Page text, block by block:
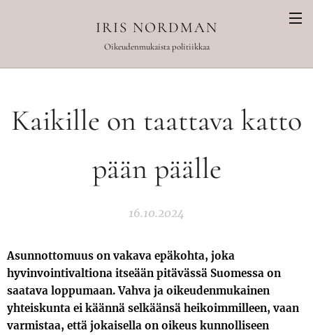
IRIS NORDMAN
Oikeudenmukaista politiikkaa
Kaikille on taattava katto
pään päälle
16.10.2024
Asunnottomuus on vakava epäkohta, joka
hyvinvointivaltiona itseään pitävässä Suomessa on
saatava loppumaan. Vahva ja oikeudenmukainen
yhteiskunta ei käännä selkäänsä heikoimmilleen, vaan
varmistaa, että jokaisella on oikeus kunnolliseen